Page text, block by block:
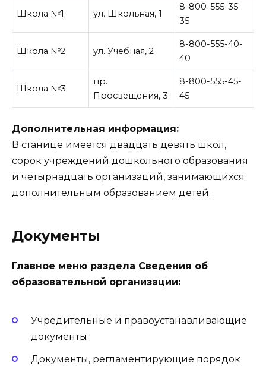
Школа №1 ул. Школьная, 1
8-800-555-35-
35
Школа №2 ул. Учебная, 2
8-800-555-40-
40
Школа №3
пр.
Просвещения, 3
8-800-555-45-
45
Дополнительная информация:
В станице имеется двадцать девять школ,
сорок учреждений дошкольного образования
и четырнадцать организаций, занимающихся
дополнительным образованием детей.
Документы
Главное меню раздела Сведения об
образовательной организации:
Учредительные и правоустанавливающие
документы
Документы, регламентирующие порядок